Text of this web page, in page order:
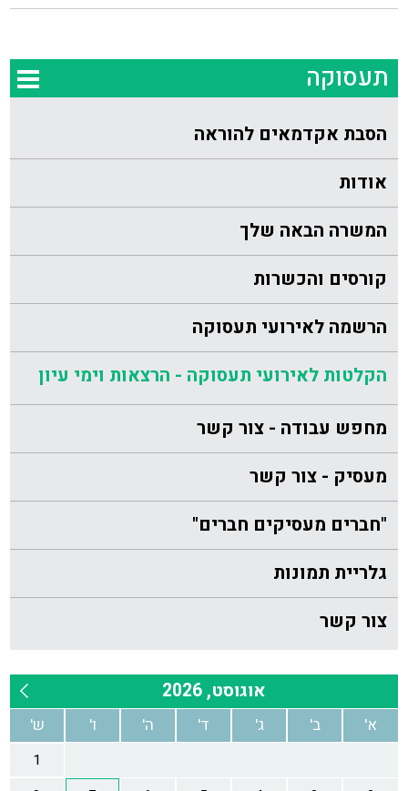
תעסוקה
הסבת אקדמאים להוראה
אודות
המשרה הבאה שלך
קורסים והכשרות
הרשמה לאירועי תעסוקה
הקלטות לאירועי תעסוקה - הרצאות וימי עיון
מחפש עבודה - צור קשר
מעסיק - צור קשר
"חברים מעסיקים חברים"
גלריית תמונות
צור קשר